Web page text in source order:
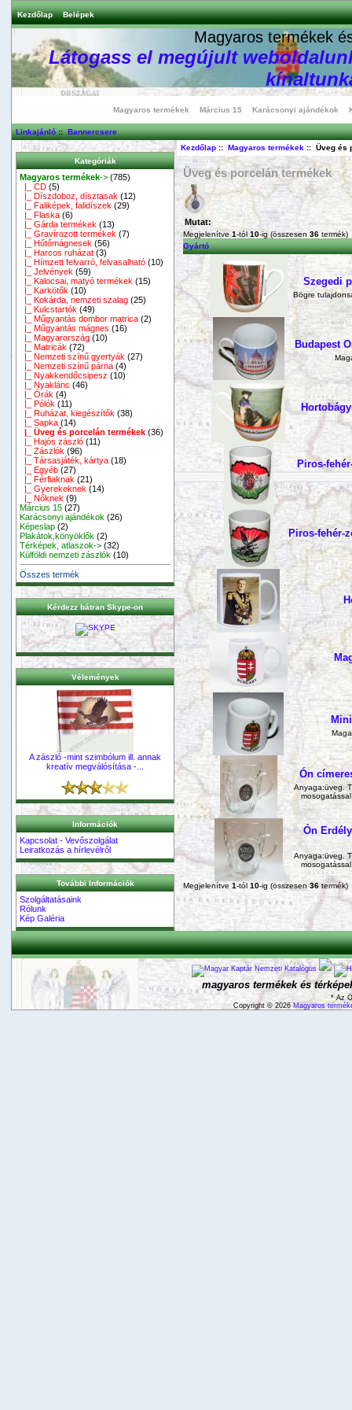
Kezdőlap Belépek
Magyaros termékek
Látogass el megújult
Magyaros termékek Március 15 Karácsonyi ajándékok
Linkajánló::Bannercsere
Kategóriák
Magyaros termékek-> (785)
|_ CD (5)
|_ Díszdoboz, dísztasak (12)
|_ Faliképek, falidíszek (29)
|_ Flaska (6)
|_ Gárda termékek (13)
|_ Gravírozott termékek (7)
|_ Hűtőmágnesek (56)
|_ Harcos ruházat (3)
|_ Hímzett felvarró, felvasalható (10)
|_ Jelvények (59)
|_ Kalocsai, matyó termékek (15)
|_ Karkötők (10)
|_ Kokárda, nemzeti szalag (25)
|_ Kulcstartók (49)
|_ Műgyantás dombor matrica (2)
|_ Műgyantás mágnes (16)
|_ Magyarország (10)
|_ Matricák (72)
|_ Nemzeti színű gyertyák (27)
|_ Nemzeti színű párna (4)
|_ Nyakkendőcsipesz (10)
|_ Nyaklánc (46)
|_ Órák (4)
|_ Pólók (11)
|_ Ruházat, kiegészítők (38)
|_ Sapka (14)
|_ Üveg és porcelán termékek (36)
|_ Hajós zászló (11)
|_ Zászlók (96)
|_ Társasjáték, kártya (18)
|_ Egyéb (27)
|_ Férfiaknak (21)
|_ Gyerekeknek (14)
|_ Nőknek (9)
Március 15 (27)
Karácsonyi ajándékok (26)
Képeslap (2)
Plakátok,könyöklők (2)
Térképek, atlaszok-> (32)
Külföldi nemzeti zászlók (10)
Összes termék
Kérdezz bátran Skype-on
Vélemények
A zászló -mint szimbólum ill. annak
kreatív megválósítása -...
Információk
Kapcsolat - Vevőszolgálat
Leiratkozás a hírlevélről
További Információk
Szolgáltatásaink
Rólunk
Kép Galéria
Kezdőlap:: Magyaros termékek:: Üveg és
Üveg és porcelán termékek
Mutat:
Megjelenítve1-tól 10-ig (összesen 36 termék)
Gyártó
Szegedi
Bögre
Budapest
Piros-
Piros-fehér-
Ón
Anyaga:üveg.
Ón
Anyaga:üveg.
Megjelenítve 1-tól 10-ig (összesen 36termék)
magyaros termékek és
* Az
Copyright © 2026 Magyaros